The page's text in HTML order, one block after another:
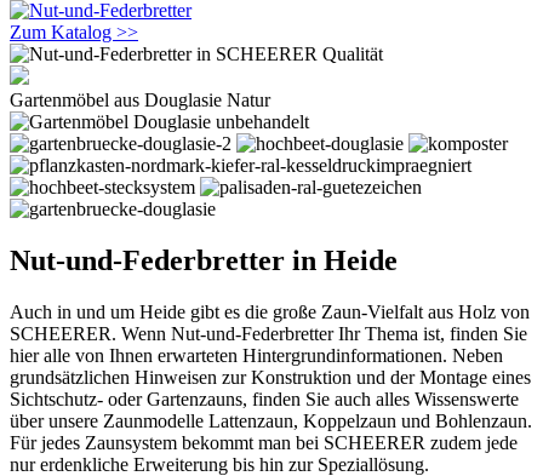
Zum Katalog >>
Gartenmöbel aus Douglasie Natur
Nut-und-Federbretter in Heide
Auch in und um Heide gibt es die große Zaun-Vielfalt aus Holz von
SCHEERER. Wenn Nut-und-Federbretter Ihr Thema ist, finden Sie
hier alle von Ihnen erwarteten Hintergrundinformationen. Neben
grundsätzlichen Hinweisen zur Konstruktion und der Montage eines
Sichtschutz- oder Gartenzauns, finden Sie auch alles Wissenswerte
über unsere Zaunmodelle Lattenzaun, Koppelzaun und Bohlenzaun.
Für jedes Zaunsystem bekommt man bei SCHEERER zudem jede
nur erdenkliche Erweiterung bis hin zur Speziallösung.